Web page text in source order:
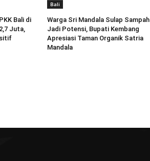
Bali di
Juta,
Bali
Warga Sri Mandala Sulap Sampah
Jadi Potensi, Bupati Kembang
Apresiasi Taman Organik Satria
Mandala